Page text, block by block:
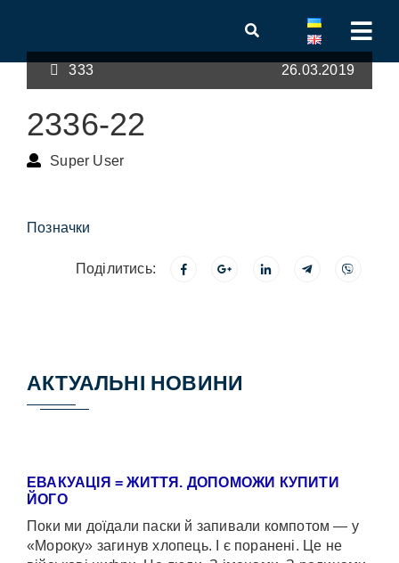
333 26.03.2019
2336-22
Super User
Позначки
Поділитись:
АКТУАЛЬНІ НОВИНИ
ЕВАКУАЦІЯ = ЖИТТЯ. ДОПОМОЖИ КУПИТИ
ЙОГО
Поки ми доїдали паски й запивали компотом — у
«Мороку» загинув хлопець. І є поранені. Це не